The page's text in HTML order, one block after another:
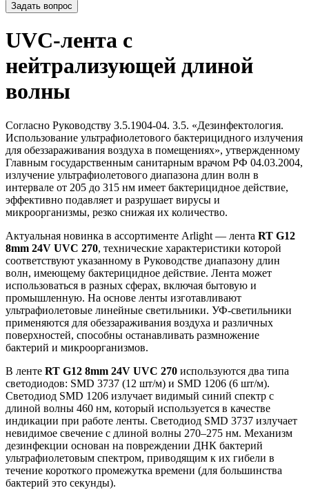
Задать вопрос
UVC-лента с
нейтрализующей длиной
волны
Согласно Руководству 3.5.1904-04. 3.5. «Дезинфектология.
Использование ультрафиолетового бактерицидного излучения
для обеззараживания воздуха в помещениях», утвержденному
Главным государственным санитарным врачом РФ 04.03.2004,
излучение ультрафиолетового диапазона длин волн в
интервале от 205 до 315 нм имеет бактерицидное действие,
эффективно подавляет и разрушает вирусы и
микроорганизмы, резко снижая их количество.
Актуальная новинка в ассортименте Arlight — лента RT G12
8mm 24V UVC 270, технические характеристики которой
соответствуют указанному в Руководстве диапазону длин
волн, имеющему бактерицидное действие. Лента может
использоваться в разных сферах, включая бытовую и
промышленную. На основе ленты изготавливают
ультрафиолетовые линейные светильники. УФ-светильники
применяются для обеззараживания воздуха и различных
поверхностей, способны останавливать размножение
бактерий и микроорганизмов.
В ленте RT G12 8mm 24V UVC 270 используются два типа
светодиодов: SMD 3737 (12 шт/м) и SMD 1206 (6 шт/м).
Светодиод SMD 1206 излучает видимый синий спектр с
длиной волны 460 нм, который используется в качестве
индикации при работе ленты. Светодиод SMD 3737 излучает
невидимое свечение с длиной волны 270–275 нм. Механизм
дезинфекции основан на повреждении ДНК бактерий
ультрафиолетовым спектром, приводящим к их гибели в
течение короткого промежутка времени (для большинства
бактерий это секунды).